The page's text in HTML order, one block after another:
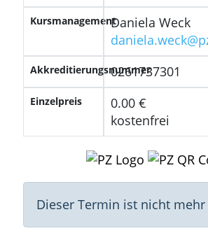
Einzelpreis
0.00 €
kostenfrei
Akkreditierungsnummer
0261737301
KursmanagementDaniela Weck
Dieser Termin ist nicht